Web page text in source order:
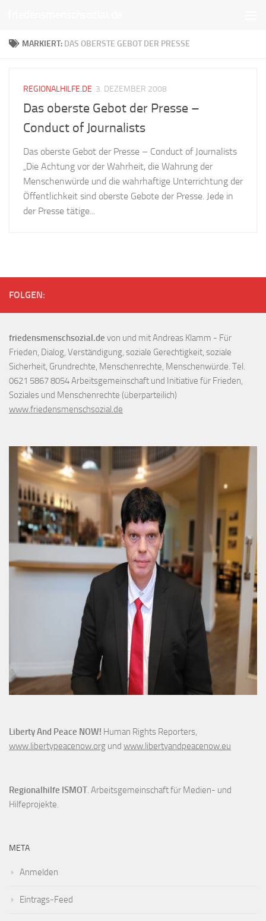
MARKIERT: DAS OBERSTE GEBOT DER PRESSE
REGIONALHILFE.DE 3. DEZEMBER 2008
Das oberste Gebot der Presse –
Conduct of Journalists
Das oberste Gebot der Presse – Conduct of Journalists
„Die Achtung vor der Wahrheit, die Wahrung der
Menschenwürde und die wahrhaftige Unterrichtung der
Öffentlichkeit sind oberste Gebote der Presse. Jede in
der Presse tätige...
FOLGEN:
friedensmenschsozial.de von und mit Andreas Klamm - Für
Frieden, Dialog, Verständigung, soziale Gerechtigkeit, soziale
Sicherheit, Grundrechte, Menschenrechte, Menschenwürde. Tel.
0621 5867 8054 Arbeitsgemeinschaft und Initiative für Frieden,
Soziales und Menschenrechte (überparteilich)
www.friedensmenschsozial.de
Liberty And Peace NOW! Human Rights Reporters,
www.libertypeacenow.org und www.libertyandpeacenow.eu
Regionalhilfe ISMOT. Arbeitsgemeinschaft für Medien- und
Hilfeprojekte.
META
Anmelden
Eintrags-Feed